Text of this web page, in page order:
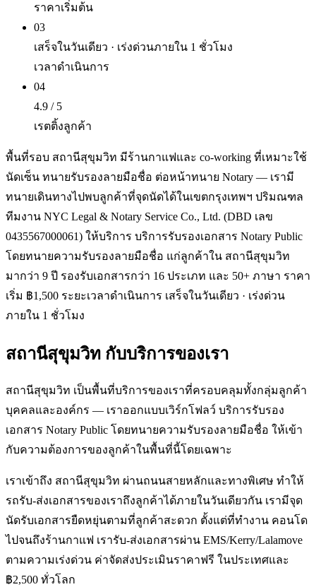
ราคาเริ่มต้น
03
เสร็จในวันเดียว · เร่งด่วนภายใน 1 ชั่วโมง
เวลาดำเนินการ
04
4.9 / 5
เรตติ้งลูกค้า
พื้นที่รอบ สถานีสุขุมวิท มีร้านกาแฟและ co-working ที่เหมาะใช้
นัดเซ็น ทนายรับรองลายมือชื่อ ต่อหน้าทนาย Notary — เรามี
ทนายเดินทางไปพบลูกค้าที่จุดนัดได้ในเขตกรุงเทพฯ ปริมณฑล
ทีมงาน NYC Legal & Notary Service Co., Ltd. (DBD เลข
0435567000061) ให้บริการ บริการรับรองเอกสาร Notary Public
โดยทนายความรับรองลายมือชื่อ แก่ลูกค้าใน สถานีสุขุมวิท
มากว่า 9 ปี รองรับเอกสารกว่า 16 ประเภท และ 50+ ภาษา ราคา
เริ่ม ฿1,500 ระยะเวลาดำเนินการ เสร็จในวันเดียว · เร่งด่วน
ภายใน 1 ชั่วโมง
สถานีสุขุมวิท กับบริการของเรา
สถานีสุขุมวิท เป็นพื้นที่บริการของเราที่ครอบคลุมทั้งกลุ่มลูกค้า
บุคคลและองค์กร — เราออกแบบเวิร์กโฟลว์ บริการรับรอง
เอกสาร Notary Public โดยทนายความรับรองลายมือชื่อ ให้เข้า
กับความต้องการของลูกค้าในพื้นที่นี้โดยเฉพาะ
เราเข้าถึง สถานีสุขุมวิท ผ่านถนนสายหลักและทางพิเศษ ทำให้
รถรับ-ส่งเอกสารของเราถึงลูกค้าได้ภายในวันเดียวกัน เรามีจุด
นัดรับเอกสารยืดหยุ่นตามที่ลูกค้าสะดวก ตั้งแต่ที่ทำงาน คอนโด
ไปจนถึงร้านกาแฟ เรารับ-ส่งเอกสารผ่าน EMS/Kerry/Lalamove
ตามความเร่งด่วน ค่าจัดส่งประเมินราคาฟรี ในประเทศและ
฿2,500 ทั่วโลก